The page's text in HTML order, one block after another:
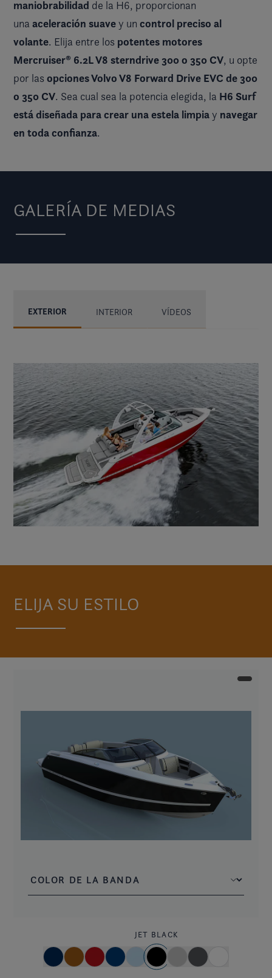
maniobrabilidad de la H6, proporcionan
una aceleración suavey un control preciso al
volante. Elija entre los potentes motores
Mercruiser® 6.2L V8 sterndrive 300 o 350 CV, u opte
por las opciones Volvo V8 Forward Drive EVC de 300
o 350 CV. Sea cual sea la potencia elegida, la H6 Surf
está diseñada para crear una estela limpiay navegar
en toda confianza.
GALERÍA DE MEDIAS
EXTERIOR INTERIOR VÍDEOS
ELIJA SU ESTILO
JET BLACK